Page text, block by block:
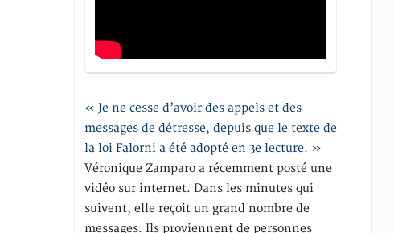
« Je ne cesse d’avoir des appels et des
messages de détresse, depuis que le texte de
la loi Falorni a été adopté en 3e lecture. »
Véronique Zamparo a récemment posté une
vidéo sur internet. Dans les minutes qui
suivent, elle reçoit un grand nombre de
messages. Ils proviennent de personnes